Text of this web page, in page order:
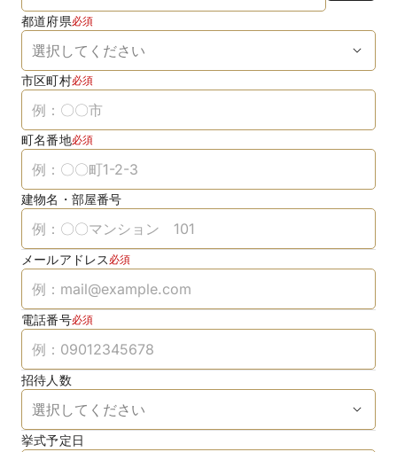
都道府県必須
市区町村必須
町名番地必須
建物名・部屋番号
メールアドレス 必須
電話番号必須
招待人数
挙式予定日